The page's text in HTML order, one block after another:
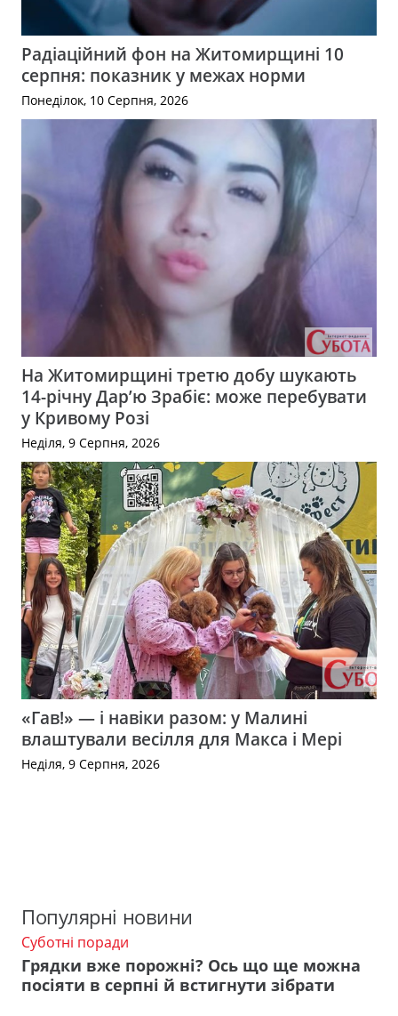
Радіаційний фон на Житомирщині 10
серпня: показник у межах норми
Понеділок, 10 Серпня, 2026
На Житомирщині третю добу шукають
14-річну Дар’ю Зрабіє: може перебувати
у Кривому Розі
Неділя, 9 Серпня, 2026
«Гав!» — і навіки разом: у Малині
влаштували весілля для Макса і Мері
Неділя, 9 Серпня, 2026
Популярні новини
Суботні поради
Грядки вже порожні? Ось що ще можна
посіяти в серпні й встигнути зібрати